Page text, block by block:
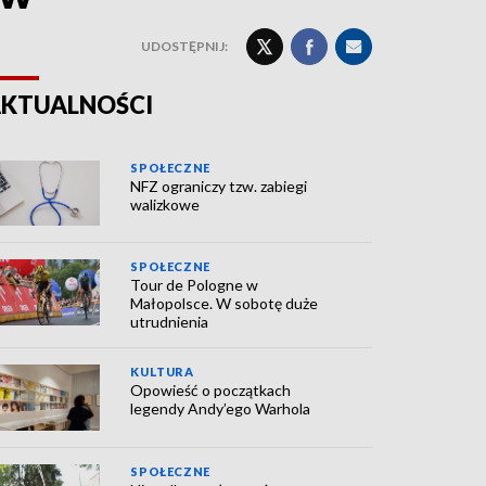
UDOSTĘPNIJ:
SPOŁECZNE
NFZ ograniczy tzw. zabiegi
walizkowe
SPOŁECZNE
Tour de Pologne w
Małopolsce. W sobotę duże
utrudnienia
KULTURA
Opowieść o początkach
legendy Andy’ego Warhola
SPOŁECZNE